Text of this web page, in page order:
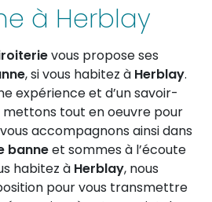
à Herblay
vous propose ses
, si vous habitez à Herblay.
expérience et d’un savoir-
mettons tout en oeuvre pour
accompagnons ainsi dans
banneet sommes à l’écoute
habitez à Herblay, nous
pour vous transmettre